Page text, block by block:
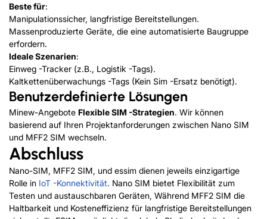
Beste für:
Manipulationssicher, langfristige Bereitstellungen.
Massenproduzierte Geräte, die eine automatisierte Baugruppe
erfordern.
Ideale Szenarien:
Einweg -Tracker (z.B., Logistik -Tags).
Kaltkettenüberwachungs -Tags (Kein Sim -Ersatz benötigt).
Benutzerdefinierte Lösungen
Minew-Angebote Flexible SIM -Strategien. Wir können
basierend auf Ihren Projektanforderungen zwischen Nano SIM
und MFF2 SIM wechseln.
Abschluss
Nano-SIM, MFF2 SIM, und essim dienen jeweils einzigartige
Rolle in IoT -Konnektivität. Nano SIM bietet Flexibilität zum
Testen und austauschbaren Geräten, Während MFF2 SIM die
Haltbarkeit und Kosteneffizienz für langfristige Bereitstellungen